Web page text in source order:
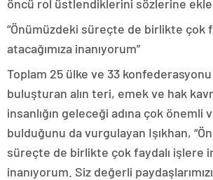
öncü rol üstlendiklerini sözlerine
“Önümüzdeki süreçte de birlikte çok
atacağımıza inanıyorum”
Toplam 25 ülke ve 33
buluşturan alın teri, emek ve hak
insanlığın geleceği adına çok önemli
bulduğunu da vurgulayan Işıkhan,
süreçte de birlikte çok faydalı işlere
inanıyorum. Siz değerli